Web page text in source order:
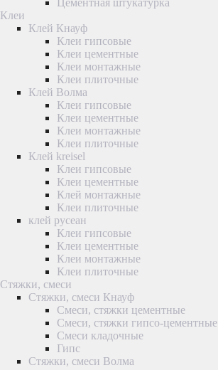
Клеи
Клей Кнауф
Клеи гипсовые
Клеи цементные
Клеи монтажные
Клеи плиточные
Клей Волма
Клеи гипсовые
Клеи цементные
Клеи монтажные
Клеи плиточные
Клей kreisel
Клеи гипсовые
Клеи цементные
Клей монтажные
Клеи плиточные
клей русеан
Клеи гипсовые
Клеи цементные
Клеи монтажные
Клеи плиточные
Стяжки, смеси
Стяжки, смеси Кнауф
Смеси, стяжки цементные
Смеси, стяжки гипсо-цементные
Смеси кладочные
Гипс
Стяжки, смеси Волма